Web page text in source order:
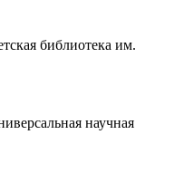
библиотека им.
научная